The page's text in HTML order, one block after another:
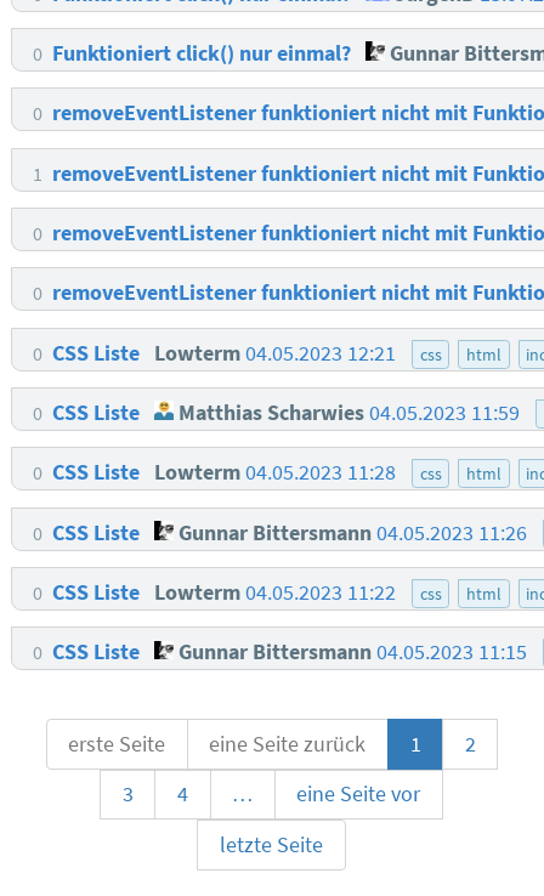
0 Funktioniert click() nur einmal? Gunnar
0 removeEventListener funktioniert nicht mit
1 removeEventListener funktioniert nicht mit
0 removeEventListener funktioniert nicht mit
0 removeEventListener funktioniert nicht mit
0 CSS Liste Lowterm04.05.2023 12:21 css html
0 CSS Liste Matthias Scharwies04.05.2023 11:59
0 CSS Liste Lowterm04.05.2023 11:28 css html
0 CSS Liste Gunnar Bittersmann04.05.2023 11:26
0 CSS Liste Lowterm04.05.2023 11:22 css html
0 CSS Liste Gunnar Bittersmann04.05.2023 11:15
erste Seite eine Seite zurück 1
2
3
4 …
eine Seite vor
letzte Seite